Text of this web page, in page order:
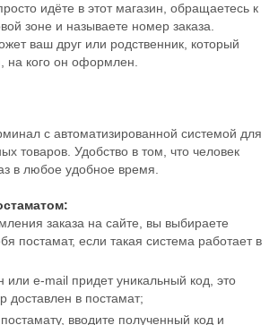
идёте в этот магазин, обращаетесь к
зоне и называете номер заказа.
ваш друг или родственник, который
на кого он оформлен.
с автоматизированной системой для
товаров. Удобство в том, что человек
в любое удобное время.
заказа на сайте, вы выбираете
постамат, если такая система работает в
e-mail придет уникальный код, это
доставлен в постамат;
вводите полученный код и